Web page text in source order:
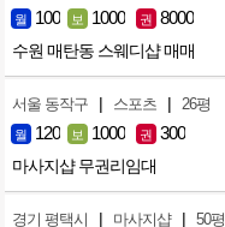
월 100 보 1000 권 8000
수원 매탄동 스웨디샵 매매
서울 동작구 | 스포츠 | 26평
월 120 보 1000 권 300
마사지샵 무권리임대
경기 평택시 | 마사지샵 | 50평